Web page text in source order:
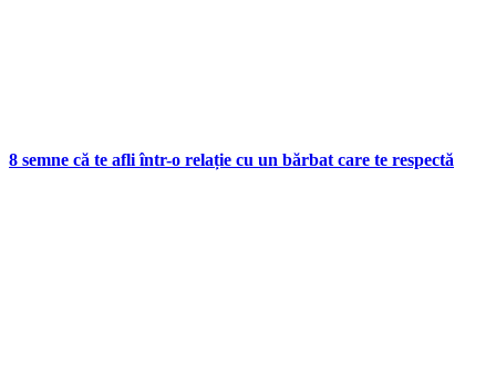
8 semne că te afli într-o relație cu un bărbat care te respectă